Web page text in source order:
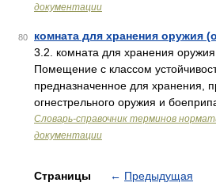
документации
80 комната для хранения оружия
3.2. комната для хранения
Помещение с классом
предназначенное для хранения,
огнестрельного оружия и
Словарь-справочник терминов
документации
Страницы ← Предыдущая